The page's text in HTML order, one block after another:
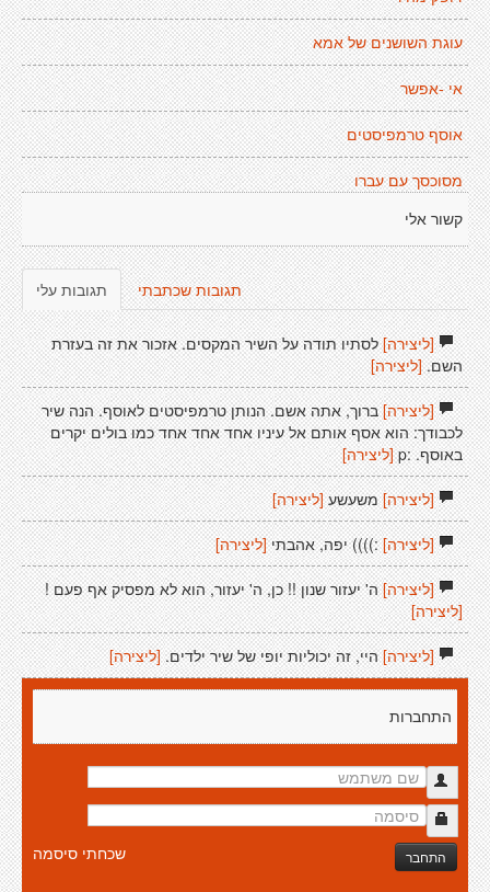
עוגת השושנים של אמא
אי -אפשר
אוסף טרמפיסטים
מסוכסך עם עברו
קשור אלי
תגובות עלי תגובות שכתבתי
[ליצירה]לסתיו תודה על השיר המקסים. אזכור את זה בעזרת
השם. [ליצירה]
[ליצירה]ברוך, אתה אשם. הנותן טרמפיסטים לאוסף. הנה שיר
לכבודך: הוא אסף אותם אל עיניו אחד אחד אחד כמו בולים יקרים
באוסף. :p [ליצירה]
[ליצירה]משעשע [ליצירה]
[ליצירה]:)))) יפה, אהבתי [ליצירה]
[ליצירה]ה' יעזור שנון !! כן, ה' יעזור, הוא לא מפסיק אף פעם !
[ליצירה]
[ליצירה]היי, זה יכוליות יופי של שיר ילדים.[ליצירה]
התחברות
התחבר שכחתי סיסמה